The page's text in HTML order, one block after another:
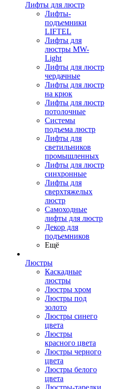
Лифты для люстр
Лифты-
подъемники
LIFTEL
Лифты для
люстры MW-
Light
Лифты для люстр
чердачные
Лифты для люстр
на крюк
Лифты для люстр
потолочные
Системы
подъема люстр
Лифты для
светильников
промышленных
Лифты для люстр
синхронные
Лифты для
сверхтяжелых
люстр
Самоходные
лифты для люстр
Декор для
подъемников
Ещё
Люстры
Каскадные
люстры
Люстры хром
Люстры под
золото
Люстры синего
цвета
Люстры
красного цвета
Люстры черного
цвета
Люстры белого
цвета
Люстры-тарелки